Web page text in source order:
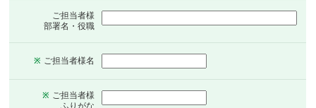
ご担当者様
部署名・役職
※ ご担当者様名
※ ご担当者様
ふりがな